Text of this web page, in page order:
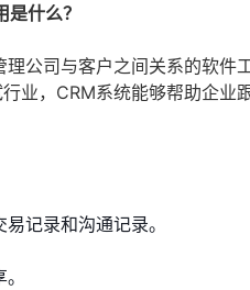
什么？
公司与客户之间关系的软件
业，CRM系统能够帮助企业
记录和沟通记录。